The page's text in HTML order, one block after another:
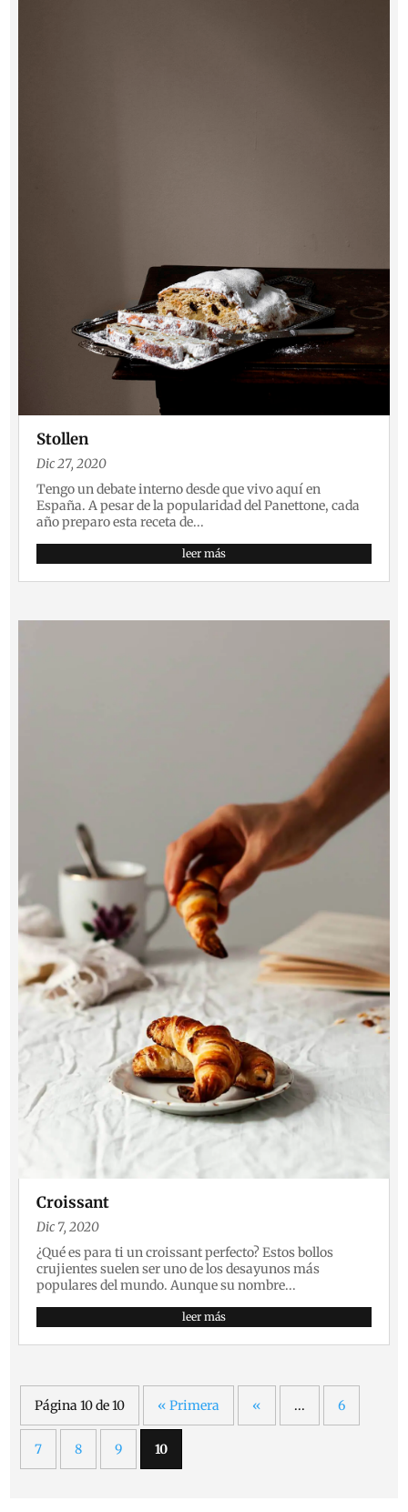
Stollen
Dic 27, 2020
Tengo un debate interno desde que vivo aquí en
España. A pesar de la popularidad del Panettone, cada
año preparo esta receta de...
leer más
Croissant
Dic 7, 2020
¿Qué es para ti un croissant perfecto? Estos bollos
crujientes suelen ser uno de los desayunos más
populares del mundo. Aunque su nombre...
leer más
Página 10 de 10 « Primera « ... 6
7 8 9 10